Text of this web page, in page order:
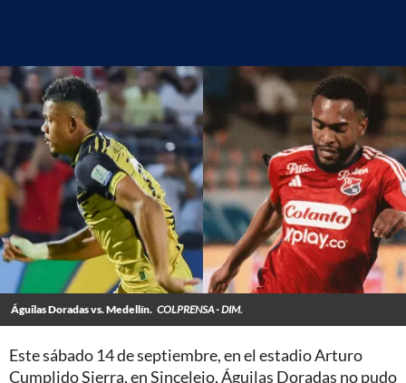
Águilas Doradas vs. Medellín. COLPRENSA - DIM.
Este sábado 14 de septiembre, en el estadio Arturo
Cumplido Sierra, en Sincelejo, Águilas Doradas no pudo